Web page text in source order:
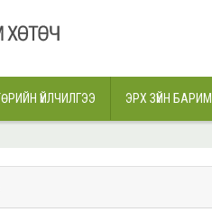
ҮЙЛЧИЛГЭЭ ЭРХ ЗҮЙН